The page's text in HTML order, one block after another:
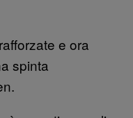
e ora
spinta